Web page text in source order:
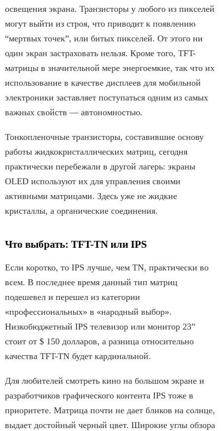
освещения экрана. Транзисторы у любого из пикселей
могут выйти из строя, что приводит к появлению
“мертвых точек”, или битых пикселей. От этого ни
один экран застраховать нельзя. Кроме того, TFT-
матрицы в значительной мере энергоемкие, так что их
использование в качестве дисплеев для мобильной
электроники заставляет поступаться одним из самых
важных свойств — автономностью.
Тонкопленочные транзисторы, составившие основу
работы жидкокристаллических матриц, сегодня
практически перебежали в другой лагерь: экраны
OLED используют их для управления своими
активными матрицами. Здесь уже не жидкие
кристаллы, а органические соединения.
Что выбрать: TFT-TN или IPS
Если коротко, то IPS лучше, чем TN, практически во
всем. В последнее время данный тип матриц
подешевел и перешел из категории
«профессиональных» в «народный выбор».
Низкобюджетный IPS телевизор или монитор 23”
стоит от $ 150 долларов, а разница относительно
качества TFT-TN будет кардинальной.
Для любителей смотреть кино на большом экране и
разработчиков графического контента IPS тоже в
приоритете. Матрица почти не дает бликов на солнце,
выдает достойный черный цвет. Широкие углы обзора